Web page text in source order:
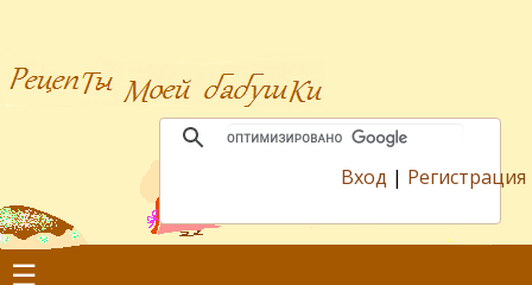
Вход | Регистрация
☰